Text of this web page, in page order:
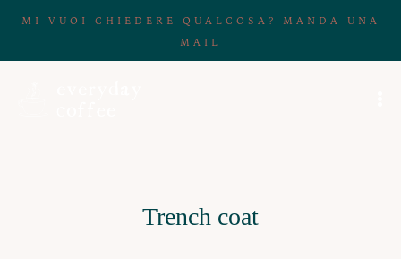
MI VUOI CHIEDERE QUALCOSA? MANDA UNA
MAIL
Trench coat